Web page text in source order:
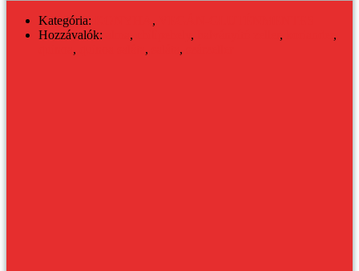
Kategória: ,
Hozzávalók:
, , ,
,
, , ,